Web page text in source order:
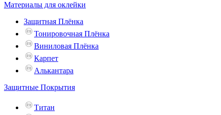
Материалы для оклейки
Защитная Плёнка
Тонировочная Плёнка
Виниловая Плёнка
Карпет
Алькантара
Защитные Покрытия
Титан